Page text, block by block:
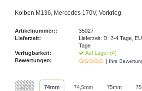
Kolben M136, Mercedes 170V, Vorkrieg
Artikelnummer::
35027
Lieferzeit:
Lieferzeit: D: 2-4 Tage,
Tage
Verfügbarkeit:
Auf Lager (4)
Bewertungen:
| Ihre
STD 74mm 74,5mm 75mm